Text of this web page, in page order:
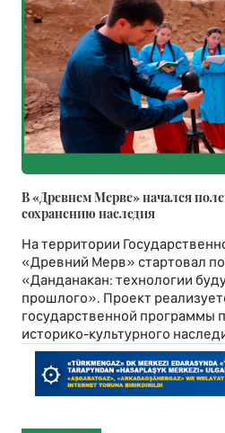
В «Древнем Мерве» начался
сохранению наследия
На территории
«Древний Мерв» стартовал
«Данданакан: технологии
прошлого». Проект
государственной программы
историко-культурного